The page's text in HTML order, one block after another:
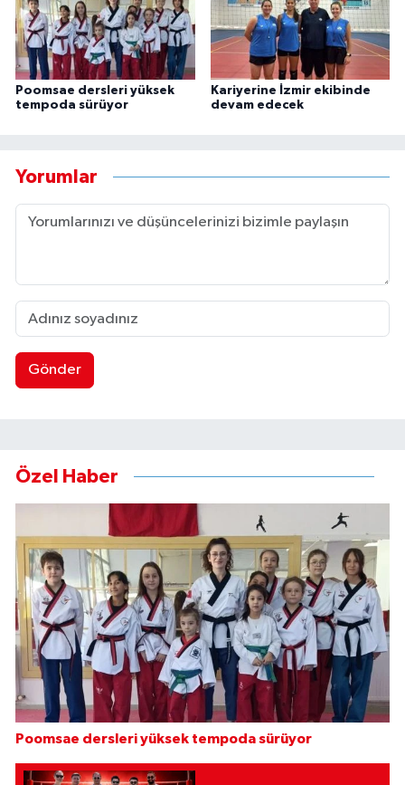
Poomsae dersleri yüksek
tempoda sürüyor
Kariyerine İzmir ekibinde
devam edecek
Yorumlar
Gönder
Özel Haber
Poomsae dersleri yüksek tempoda sürüyor